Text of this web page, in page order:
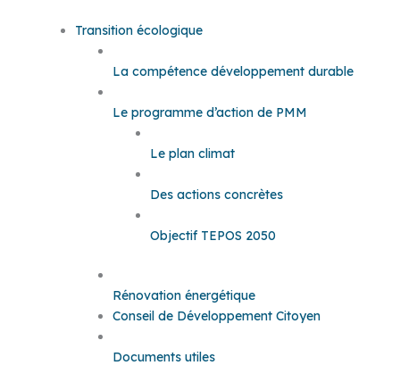
Transition écologique
La compétence développement durable
Le programme d’action de PMM
Le plan climat
Des actions concrètes
Objectif TEPOS 2050
Rénovation énergétique
Conseil de Développement Citoyen
Documents utiles